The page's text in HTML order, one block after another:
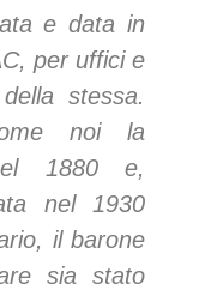
e data in
per uffici e
stessa.
noi la
1880 e,
nel 1930
il barone
sia stato